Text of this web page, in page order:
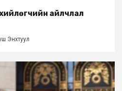
айлчлал
Энхтуул